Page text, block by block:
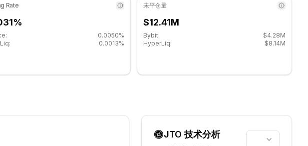
Rate
0.0050%
0.0013%
未平仓量
$12.41M
Bybit:
$4.28M
HyperLiq:
$8.14M
JTO 技术分析